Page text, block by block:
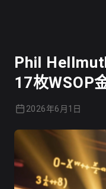
Phil
17枚WSOP
2026年6月1日